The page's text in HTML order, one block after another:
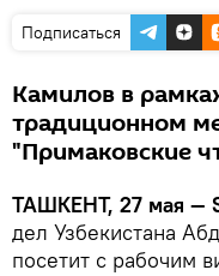
Подписаться
Камилов в
традиционном
"Примаковские
ТАШКЕНТ, 27 мая —
дел Узбекистана
посетит с рабочим